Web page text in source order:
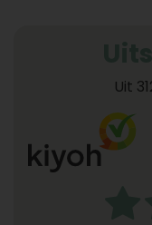
Uit